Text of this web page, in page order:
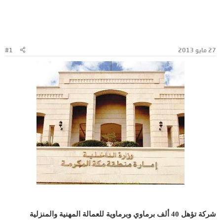
27 مايو 2013 #1
شركة تؤهل 40 ألف برماوي وبرماوية للعمالة المهنية والمنزلية